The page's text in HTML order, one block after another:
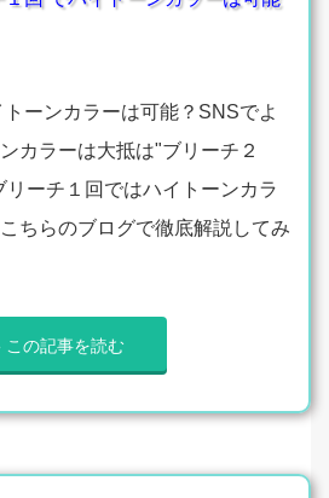
ーンカラーは可能？SNSでよ
カラーは大抵は"ブリーチ２
ーチ１回ではハイトーンカラ
ちらのブログで徹底解説してみ
この記事を読む